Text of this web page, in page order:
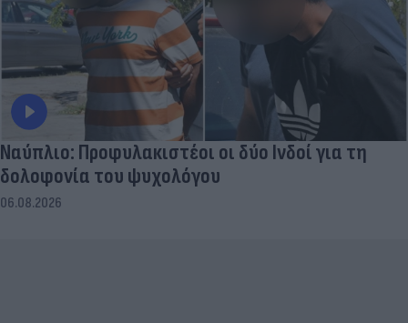
Ναύπλιο: Προφυλακιστέοι οι δύο Ινδοί για τη
δολοφονία του ψυχολόγου
06.08.2026